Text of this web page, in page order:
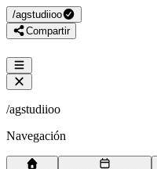
/agstudiioo
Compartir
/agstudiioo
Navegación